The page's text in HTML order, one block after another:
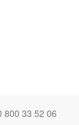
800 33 52 06